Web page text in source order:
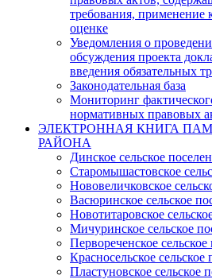
требования, применение
оценке
Уведомления о
обсуждения проекта
введения обязательных
Законодательная база
Мониторинг
нормативных правовых
ЭЛЕКТРОННАЯ КНИГА
РАЙОНА
Динское сельское
Старомышастовское
Нововеличковское
Васюринское сельское
Новотитаровское
Мичуринское сельское
Первореченское сельское
Красносельское сельское
Пластуновское сельское